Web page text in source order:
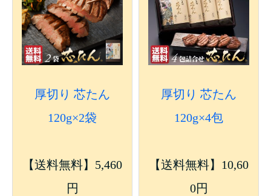
厚切り 芯たん
120g×2袋
【送料無料】5,460
円
厚切り 芯たん
120g×4包
【送料無料】10,60
0円